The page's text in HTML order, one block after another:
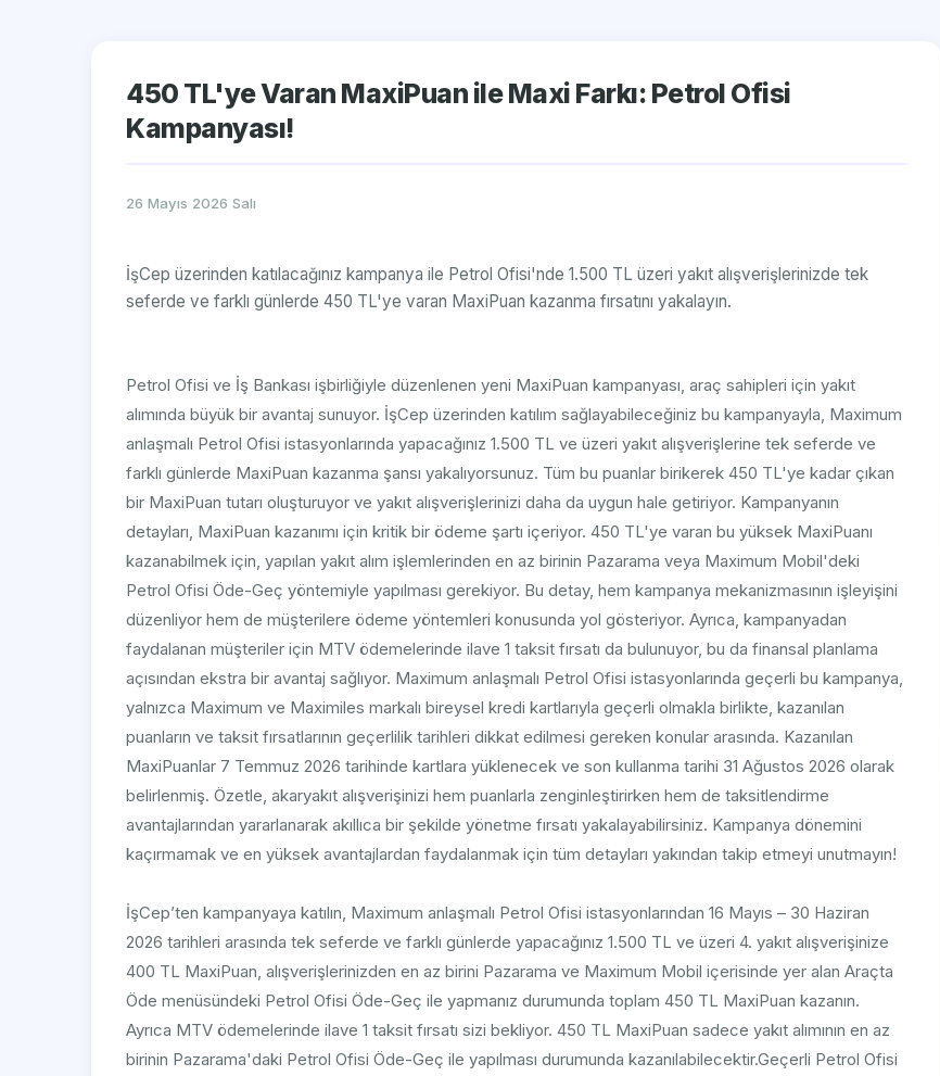
450 TL'ye Varan MaxiPuan ile Maxi Farkı: Petrol Ofisi
Kampanyası!
26 Mayıs 2026 Salı
İşCep üzerinden katılacağınız kampanya ile Petrol Ofisi'nde 1.500 TL üzeri yakıt alışverişlerinizde tek
seferde ve farklı günlerde 450 TL'ye varan MaxiPuan kazanma fırsatını yakalayın.
Petrol Ofisi ve İş Bankası işbirliğiyle düzenlenen yeni MaxiPuan kampanyası, araç sahipleri için yakıt
alımında büyük bir avantaj sunuyor. İşCep üzerinden katılım sağlayabileceğiniz bu kampanyayla, Maximum
anlaşmalı Petrol Ofisi istasyonlarında yapacağınız 1.500 TL ve üzeri yakıt alışverişlerine tek seferde ve
farklı günlerde MaxiPuan kazanma şansı yakalıyorsunuz. Tüm bu puanlar birikerek 450 TL'ye kadar çıkan
bir MaxiPuan tutarı oluşturuyor ve yakıt alışverişlerinizi daha da uygun hale getiriyor. Kampanyanın
detayları, MaxiPuan kazanımı için kritik bir ödeme şartı içeriyor. 450 TL'ye varan bu yüksek MaxiPuanı
kazanabilmek için, yapılan yakıt alım işlemlerinden en az birinin Pazarama veya Maximum Mobil'deki
Petrol Ofisi Öde-Geç yöntemiyle yapılması gerekiyor. Bu detay, hem kampanya mekanizmasının işleyişini
düzenliyor hem de müşterilere ödeme yöntemleri konusunda yol gösteriyor. Ayrıca, kampanyadan
faydalanan müşteriler için MTV ödemelerinde ilave 1 taksit fırsatı da bulunuyor, bu da finansal planlama
açısından ekstra bir avantaj sağlıyor. Maximum anlaşmalı Petrol Ofisi istasyonlarında geçerli bu kampanya,
yalnızca Maximum ve Maximiles markalı bireysel kredi kartlarıyla geçerli olmakla birlikte, kazanılan
puanların ve taksit fırsatlarının geçerlilik tarihleri dikkat edilmesi gereken konular arasında. Kazanılan
MaxiPuanlar 7 Temmuz 2026 tarihinde kartlara yüklenecek ve son kullanma tarihi 31 Ağustos 2026 olarak
belirlenmiş. Özetle, akaryakıt alışverişinizi hem puanlarla zenginleştirirken hem de taksitlendirme
avantajlarından yararlanarak akıllıca bir şekilde yönetme fırsatı yakalayabilirsiniz. Kampanya dönemini
kaçırmamak ve en yüksek avantajlardan faydalanmak için tüm detayları yakından takip etmeyi unutmayın!
İşCep’ten kampanyaya katılın, Maximum anlaşmalı Petrol Ofisi istasyonlarından 16 Mayıs – 30 Haziran
2026 tarihleri arasında tek seferde ve farklı günlerde yapacağınız 1.500 TL ve üzeri 4. yakıt alışverişinize
400 TL MaxiPuan, alışverişlerinizden en az birini Pazarama ve Maximum Mobil içerisinde yer alan Araçta
Öde menüsündeki Petrol Ofisi Öde-Geç ile yapmanız durumunda toplam 450 TL MaxiPuan kazanın.
Ayrıca MTV ödemelerinde ilave 1 taksit fırsatı sizi bekliyor. 450 TL MaxiPuan sadece yakıt alımının en az
birinin Pazarama'daki Petrol Ofisi Öde-Geç ile yapılması durumunda kazanılabilecektir.​ Geçerli Petrol Ofisi